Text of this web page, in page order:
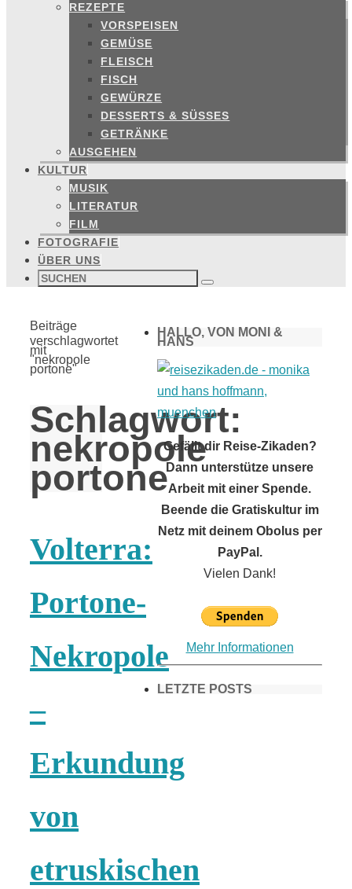
REZEPTE
VORSPEISEN
GEMÜSE
FLEISCH
FISCH
GEWÜRZE
DESSERTS & SÜSSES
GETRÄNKE
AUSGEHEN
KULTUR
MUSIK
LITERATUR
FILM
FOTOGRAFIE
ÜBER UNS
Suchen
nach: Suchen
Start
Beiträge
verschlagwortet
mit
"nekropole
portone"
Schlagwort:
nekropole
portone
Volterra:
Portone-
Nekropole
–
Erkundung
von
etruskischen
HALLO, VON MONI &
HANS
Gefällt dir Reise-Zikaden?
Dann unterstütze unsere
Arbeit mit einer Spende.
Beende die Gratiskultur im
Netz mit deinem Obolus per
PayPal.
Vielen Dank!
Mehr Informationen
LETZTE POSTS
Frühling in
Umgebung: